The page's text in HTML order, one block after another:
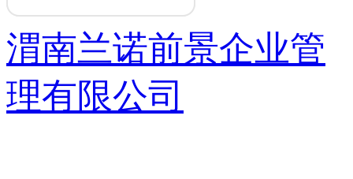
渭南兰诺前景企业管
理有限公司